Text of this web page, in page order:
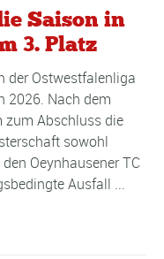
Saison in
3. Platz
der Ostwestfalenliga
2026. Nach dem
zum Abschluss die
sowohl
Oeynhausener TC
Ausfall ...